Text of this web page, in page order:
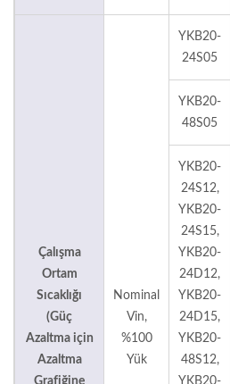
Çalışma
Ortam
Sıcaklığı
(Güç
Azaltma için
Azaltma
Grafiğine
Nominal
Vin,
%100
Yük
YKB20-
24S05
YKB20-
48S05
YKB20-
24S12,
YKB20-
24S15,
YKB20-
24D12,
YKB20-
24D15,
YKB20-
48S12,
YKB20-